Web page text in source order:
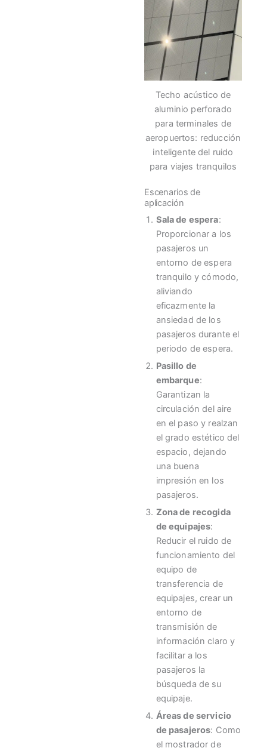
Techo acústico de
aluminio perforado
para terminales de
aeropuertos: reducción
inteligente del ruido
para viajes tranquilos
Escenarios de
aplicación
Sala de espera:
Proporcionar a los
pasajeros un
entorno de espera
tranquilo y cómodo,
aliviando
eficazmente la
ansiedad de los
pasajeros durante el
periodo de espera.
Pasillo de
embarque:
Garantizan la
circulación del aire
en el paso y realzan
el grado estético del
espacio, dejando
una buena
impresión en los
pasajeros.
Zona de recogida
de equipajes:
Reducir el ruido de
funcionamiento del
equipo de
transferencia de
equipajes, crear un
entorno de
transmisión de
información claro y
facilitar a los
pasajeros la
búsqueda de su
equipaje.
Áreas de servicio
de pasajeros: Como
el mostrador de